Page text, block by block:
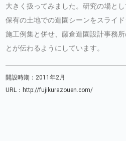
大きく扱ってみました。研究の場と
保有の土地での造園シーンをスライド
施工例集と併せ、藤倉造園設計事務
とが伝わるようにしています。
開設時期：2011年2月
URL： http://fujikurazouen.com/